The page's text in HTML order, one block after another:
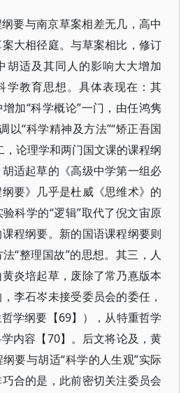
要与南京草案相差无几，高中
大相径庭。与草案相比，修订
胡适及其同人的影响大大增加
学教育思想。具体表现在：其
加“科学概论”一门，由任鸿隽
以“科学精神及方法”“矫正吾国
，论理学和两门国文课的课程纲
适起草的《高级中学第一组必
要》几乎是杜威《思维术》的
科学的“逻辑”取代了倪文宙原
程纲要。新的国语课程纲要则
“整理国故”的思想。其三，人
炎培起草，废除了常乃惪版本
李石岑未接受委员会的委任，
学纲要【69】），从特重哲学
内容【70】。后文将论及，黄
要与胡适“科学的人生观”实际
合的是，此前密切关注委员会